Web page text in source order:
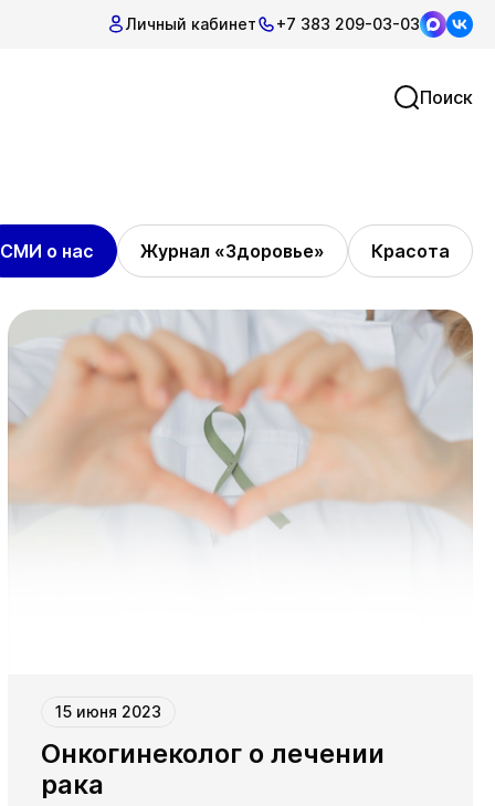
Личный кабинет +7 383 209-03-03
Поиск
СМИ о нас Журнал «Здоровье» Красота
15 июня 2023
Онкогинеколог о лечении
рака